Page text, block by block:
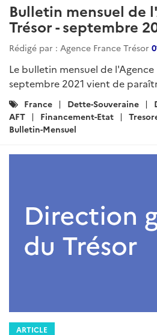
Bulletin mensuel de
Trésor - septembre
Rédigé par : Agence France Trésor
Le bulletin mensuel de l'Agence
septembre 2021 vient de
Catégories
:
France Dette-Souveraine
AFT
Financement-Etat
Bulletin-Mensuel
ARTICLE